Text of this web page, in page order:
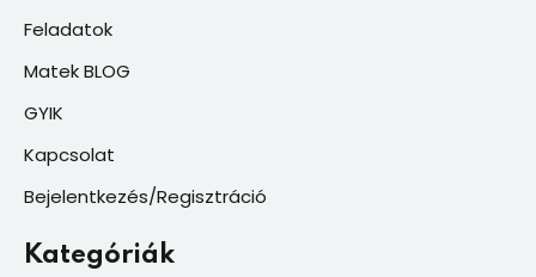
Feladatok
Matek BLOG
GYIK
Kapcsolat
Bejelentkezés/Regisztráció
Kategóriák